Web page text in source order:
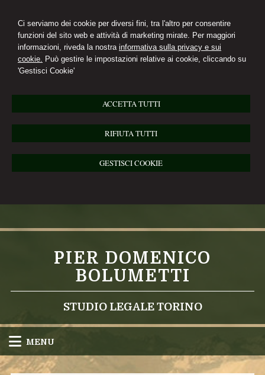
Ci serviamo dei cookie per diversi fini, tra l'altro per consentire
funzioni del sito web e attività di marketing mirate. Per maggiori
informazioni, riveda la nostra informativa sulla privacy e sui
cookie. Può gestire le impostazioni relative ai cookie, cliccando su
'Gestisci Cookie'
ACCETTA TUTTI
RIFIUTA TUTTI
GESTISCI COOKIE
PIER DOMENICO
BOLUMETTI
STUDIO LEGALE TORINO
MENU